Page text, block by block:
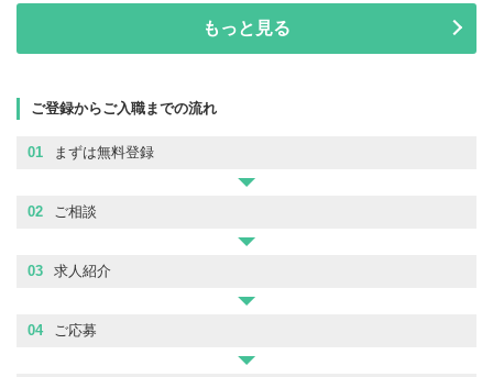
もっと見る
ご登録からご入職までの流れ
01 まずは無料登録
02 ご相談
03 求人紹介
04 ご応募